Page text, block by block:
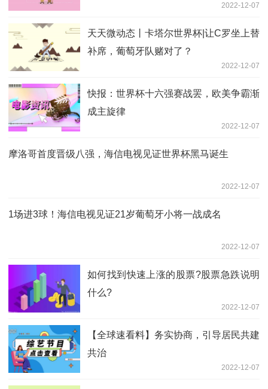
2022-12-07
天天微动态丨卡塔尔世界杯|让C罗坐上替
补席，葡萄牙队赌对了？
2022-12-07
快报：世界杯十六强赛战罢，欧美争霸渐
成主旋律
2022-12-07
摩洛哥首度晋级八强，海信电视见证世界杯黑马诞生
2022-12-07
1场进3球！海信电视见证21岁葡萄牙小将一战成名
2022-12-07
如何找到快速上涨的股票?股票急跌说明
什么?
2022-12-07
【全球速看料】务实协商，引导居民共建
共治
2022-12-07